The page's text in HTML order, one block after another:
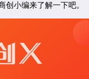
创小编来了解一下吧。